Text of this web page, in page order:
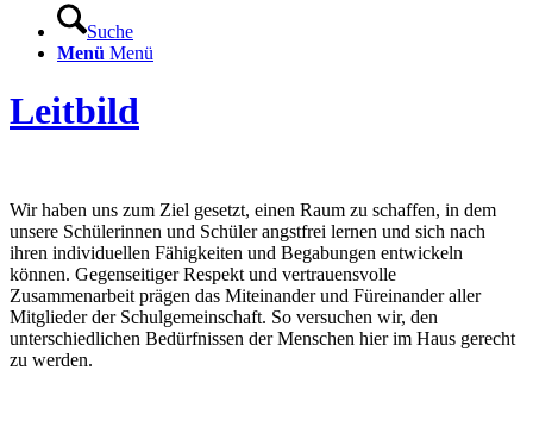
Suche
Menü Menü
Leitbild
Wir haben uns zum Ziel gesetzt, einen Raum zu schaffen, in dem
unsere Schülerinnen und Schüler angstfrei lernen und sich nach
ihren individuellen Fähigkeiten und Begabungen entwickeln
können. Gegenseitiger Respekt und vertrauensvolle
Zusammenarbeit prägen das Miteinander und Füreinander aller
Mitglieder der Schulgemeinschaft. So versuchen wir, den
unterschiedlichen Bedürfnissen der Menschen hier im Haus gerecht
zu werden.